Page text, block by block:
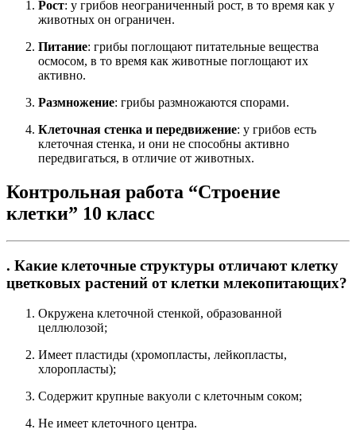
Рост: у грибов неограниченный рост, в то время как у
животных он ограничен.
Питание: грибы поглощают питательные вещества
осмосом, в то время как животные поглощают их
активно.
Размножение: грибы размножаются спорами.
Клеточная стенка и передвижение: у грибов есть
клеточная стенка, и они не способны активно
передвигаться, в отличие от животных.
Контрольная работа “Строение
клетки” 10 класс
. Какие клеточные структуры отличают клетку
цветковых растений от клетки млекопитающих?
Окружена клеточной стенкой, образованной
целлюлозой;
Имеет пластиды (хромопласты, лейкопласты,
хлоропласты);
Содержит крупные вакуоли с клеточным соком;
Не имеет клеточного центра.